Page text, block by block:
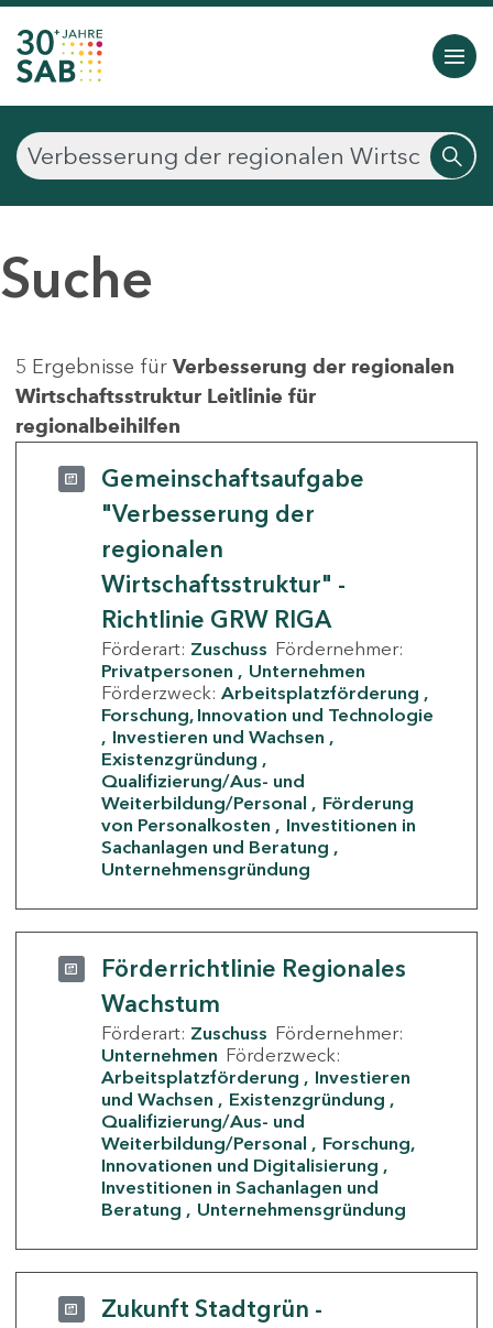
Suche
5 Ergebnisse für Verbesserung der regionalen
Wirtschaftsstruktur Leitlinie für
regionalbeihilfen
Gemeinschaftsaufgabe
"Verbesserung der
regionalen
Wirtschaftsstruktur" -
Richtlinie GRW RIGA
Förderart: Zuschuss Fördernehmer:
Privatpersonen
Unternehmen
Förderzweck: Arbeitsplatzförderung
Forschung, Innovation und Technologie
Investieren und Wachsen
Existenzgründung
Qualifizierung/Aus- und
Weiterbildung/Personal
Förderung
von Personalkosten
Investitionen in
Sachanlagen und Beratung
Unternehmensgründung
Förderrichtlinie Regionales
Wachstum
Förderart: Zuschuss Fördernehmer:
Unternehmen Förderzweck:
Arbeitsplatzförderung
Investieren
und Wachsen
Existenzgründung
Qualifizierung/Aus- und
Weiterbildung/Personal
Forschung,
Innovationen und Digitalisierung
Investitionen in Sachanlagen und
Beratung
Unternehmensgründung
Zukunft Stadtgrün -